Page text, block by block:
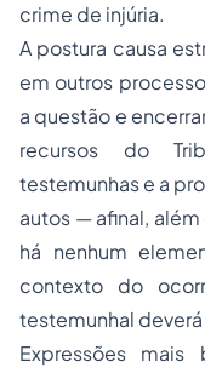
crime de injúria.
A postura causa
em outros
a questão e
recursos do
testemunhas e a
autos — afinal,
há nenhum
contexto do
testemunhal
Expressões mais